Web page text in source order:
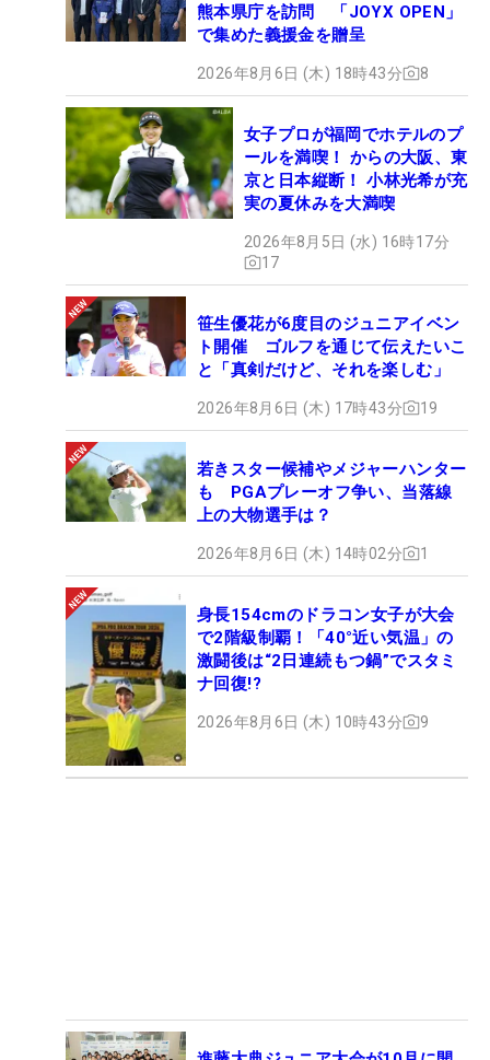
熊本県庁を訪問 「JOYX OPEN」
で集めた義援金を贈呈
2026年8月6日 (木) 18時43分 8
女子プロが福岡でホテルのプ
ールを満喫！ からの大阪、東
京と日本縦断！ 小林光希が充
実の夏休みを大満喫
2026年8月5日 (水) 16時17分
17
笹生優花が6度目のジュニアイベン
ト開催 ゴルフを通じて伝えたいこ
と「真剣だけど、それを楽しむ」
2026年8月6日 (木) 17時43分 19
若きスター候補やメジャーハンター
も PGAプレーオフ争い、当落線
上の大物選手は？
2026年8月6日 (木) 14時02分 1
身長154cmのドラコン女子が大会
で2階級制覇！「40°近い気温」の
激闘後は“2日連続もつ鍋”でスタミ
ナ回復!?
2026年8月6日 (木) 10時43分 9